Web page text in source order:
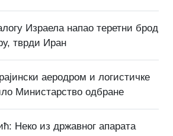
Израела напао теретни брод
тврди Иран
аеродром и логистичке
Министарство одбране
Неко из државног апарата